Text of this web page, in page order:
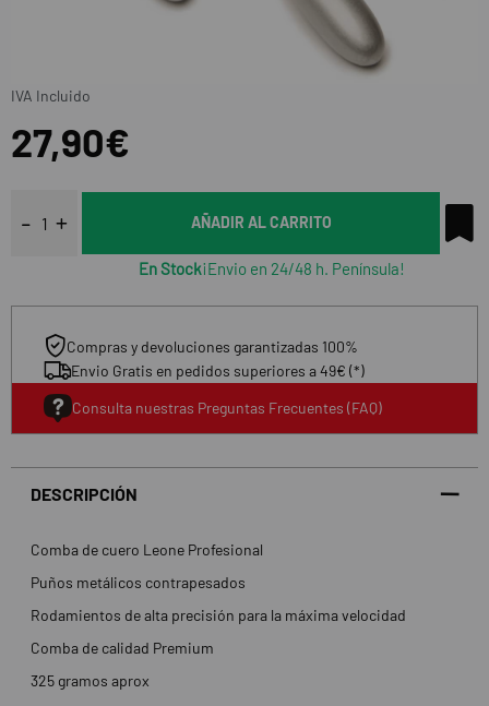
27,90€
IVA Incluido
AÑADIR AL CARRITO
En Stock¡Envio en 24/48 h. Península!
Compras y devoluciones garantizadas 100%
Envio Gratis en pedidos superiores a 49€ (*)
Consulta nuestras Preguntas Frecuentes (FAQ)
DESCRIPCIÓN
Comba de cuero Leone Profesional
Puños metálicos contrapesados
Rodamientos de alta precisión para la máxima velocidad
Comba de calidad Premium
325 gramos aprox